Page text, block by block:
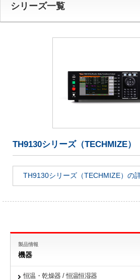
シリーズ一覧
TH9130シリーズ（TECHMIZE）
TH9130シリーズ（TECHMIZE）の
製品情報
機器
恒温・乾燥器 / 恒温恒湿器